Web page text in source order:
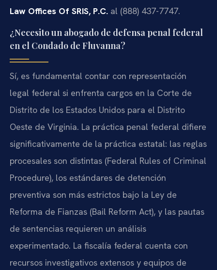
Law Offices Of SRIS, P.C. al (888) 437-7747.
¿Necesito un abogado de defensa penal federal
en el Condado de Fluvanna?
Sí, es fundamental contar con representación
legal federal si enfrenta cargos en la Corte de
Distrito de los Estados Unidos para el Distrito
Oeste de Virginia. La práctica penal federal difiere
significativamente de la práctica estatal: las reglas
procesales son distintas (Federal Rules of Criminal
Procedure), los estándares de detención
preventiva son más estrictos bajo la Ley de
Reforma de Fianzas (Bail Reform Act), y las pautas
de sentencias requieren un análisis
experimentado. La fiscalía federal cuenta con
recursos investigativos extensos y equipos de